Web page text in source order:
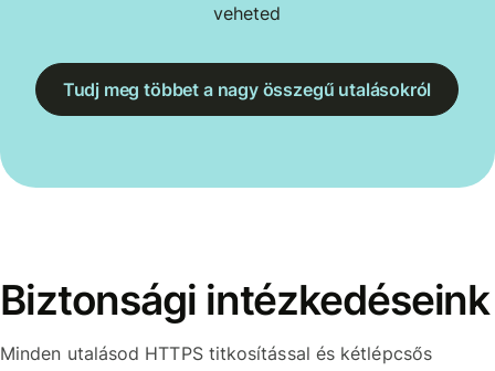
veheted
Tudj meg többet a nagy összegű utalásokról
Biztonsági intézkedéseink
Minden utalásod HTTPS titkosítással és kétlépcsős